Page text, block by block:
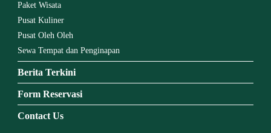
Paket Wisata
Pusat Kuliner
Pusat Oleh Oleh
Sewa Tempat dan Penginapan
Berita Terkini
Form Reservasi
Contact Us